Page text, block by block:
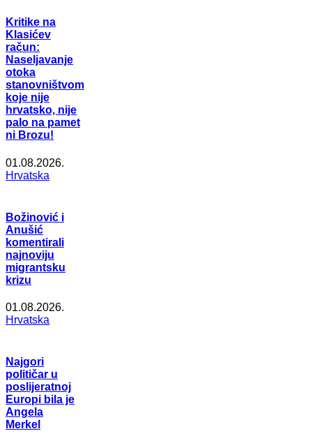
Kritike na
Klasićev
račun:
Naseljavanje
otoka
stanovništvom
koje nije
hrvatsko, nije
palo na pamet
ni Brozu!
01.08.2026.
Hrvatska
Božinović i
Anušić
komentirali
najnoviju
migrantsku
krizu
01.08.2026.
Hrvatska
Najgori
političar u
poslijeratnoj
Europi bila je
Angela
Merkel